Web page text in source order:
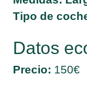
Tipo de
Datos
Precio: 150€